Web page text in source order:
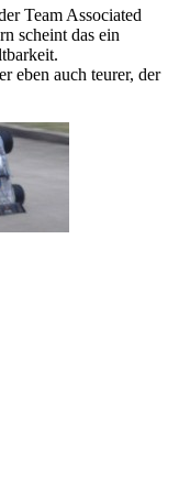
Team Associated
scheint das ein
eben auch teurer, der